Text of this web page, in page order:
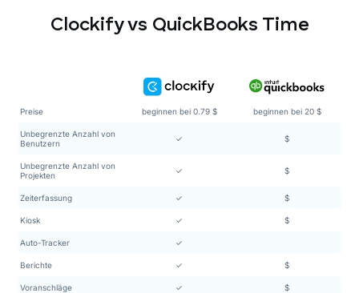
Clockify vs QuickBooks Time
Preise beginnen bei 0.79 $ beginnen bei 20 $
Unbegrenzte Anzahl von
Benutzern
✓ $
Unbegrenzte Anzahl von
Projekten
✓ $
Zeiterfassung ✓ $
Kiosk ✓ $
Auto-Tracker ✓
Berichte ✓ $
Voranschläge ✓ $